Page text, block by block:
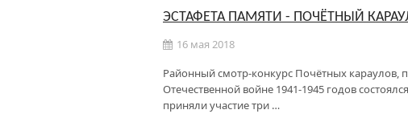
ЭСТАФЕТА ПАМЯТИ - ПОЧЁТНЫЙ
16 мая 2018
Районный смотр-конкурс Почётных
Отечественной войне 1941-1945 годов
приняли участие три …